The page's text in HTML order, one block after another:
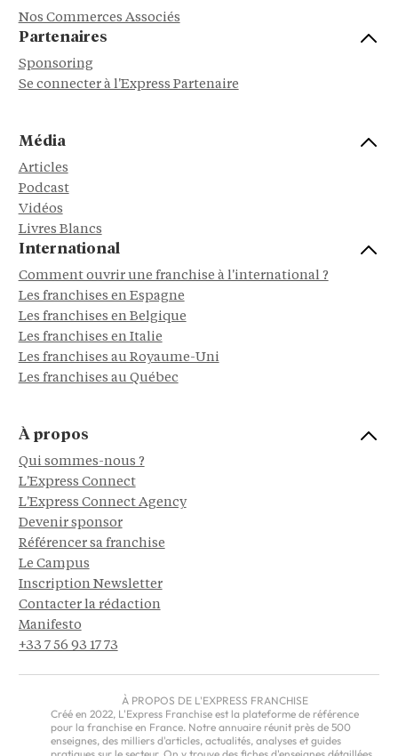
Nos Commerces Associés
Partenaires
Sponsoring
Se connecter à l'Express Partenaire
Média
Articles
Podcast
Vidéos
Livres Blancs
International
Comment ouvrir une franchise à l'international ?
Les franchises en Espagne
Les franchises en Belgique
Les franchises en Italie
Les franchises au Royaume-Uni
Les franchises au Québec
À propos
Qui sommes-nous ?
L'Express Connect
L'Express Connect Agency
Devenir sponsor
Référencer sa franchise
Le Campus
Inscription Newsletter
Contacter la rédaction
Manifesto
+33 7 56 93 17 73
À PROPOS DE L'EXPRESS FRANCHISE
Créé en 2022, L'Express Franchise est la plateforme de référence
pour la franchise en France. Notre annuaire réunit près de 500
enseignes, des milliers d'articles, actualités, analyses et guides